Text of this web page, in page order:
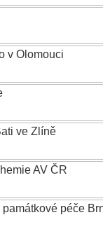
v Olomouci
ve Zlíně
AV ČR
péče